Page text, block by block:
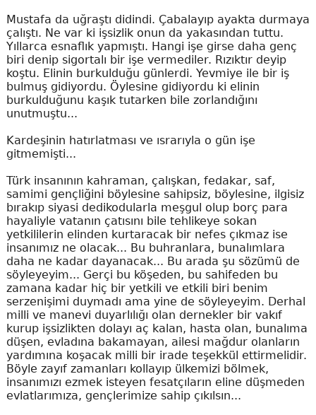
Mustafa da uğraştı didindi. Çabalayıp ayakta durmaya
çalıştı. Ne var ki işsizlik onun da yakasından tuttu.
Yıllarca esnaflık yapmıştı. Hangi işe girse daha genç
biri denip sigortalı bir işe vermediler. Rızıktır deyip
koştu. Elinin burkulduğu günlerdi. Yevmiye ile bir iş
bulmuş gidiyordu. Öylesine gidiyordu ki elinin
burkulduğunu kaşık tutarken bile zorlandığını
unutmuştu...
Kardeşinin hatırlatması ve ısrarıyla o gün işe
gitmemişti...
Türk insanının kahraman, çalışkan, fedakar, saf,
samimi gençliğini böylesine sahipsiz, böylesine, ilgisiz
bırakıp siyasi dedikodularla meşgul olup borç para
hayaliyle vatanın çatısını bile tehlikeye sokan
yetkililerin elinden kurtaracak bir nefes çıkmaz ise
insanımız ne olacak... Bu buhranlara, bunalımlara
daha ne kadar dayanacak... Bu arada şu sözümü de
söyleyeyim... Gerçi bu köşeden, bu sahifeden bu
zamana kadar hiç bir yetkili ve etkili biri benim
serzenişimi duymadı ama yine de söyleyeyim. Derhal
milli ve manevi duyarlılığı olan dernekler bir vakıf
kurup işsizlikten dolayı aç kalan, hasta olan, bunalıma
düşen, evladına bakamayan, ailesi mağdur olanların
yardımına koşacak milli bir irade teşekkül ettirmelidir.
Böyle zayıf zamanları kollayıp ülkemizi bölmek,
insanımızı ezmek isteyen fesatçıların eline düşmeden
evlatlarımıza, gençlerimize sahip çıkılsın...